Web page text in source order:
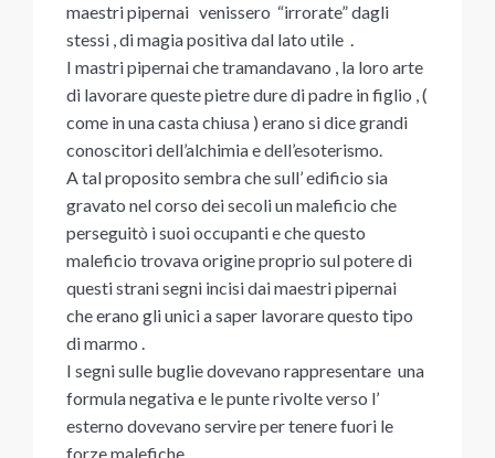
maestri pipernai venissero “irrorate” dagli
stessi , di magia positiva dal lato utile .
I mastri pipernai che tramandavano , la loro arte
di lavorare queste pietre dure di padre in figlio , (
come in una casta chiusa ) erano si dice grandi
conoscitori dell’alchimia e dell’esoterismo.
A tal proposito sembra che sull’ edificio sia
gravato nel corso dei secoli un maleficio che
perseguitò i suoi occupanti e che questo
maleficio trovava origine proprio sul potere di
questi strani segni incisi dai maestri pipernai
che erano gli unici a saper lavorare questo tipo
di marmo .
I segni sulle buglie dovevano rappresentare una
formula negativa e le punte rivolte verso l’
esterno dovevano servire per tenere fuori le
forze malefiche .